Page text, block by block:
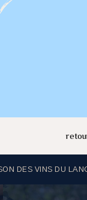
DES VINS DU